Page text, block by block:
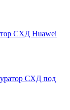
СХД Huawei
СХД под